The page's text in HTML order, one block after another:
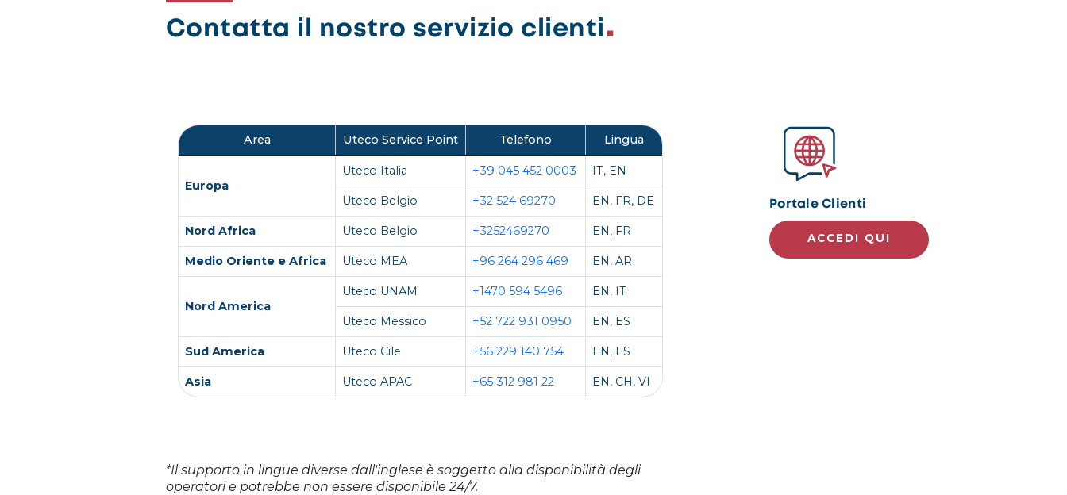
Contatta il nostro servizio clienti
Area Uteco Service Point Telefono Lingua
Europa
Uteco Italia +39 045 452 0003 IT, EN
Uteco Belgio +32 524 69270 EN, FR, DE
Nord Africa Uteco Belgio +3252469270 EN, FR
Medio Oriente e Africa Uteco MEA +96 264 296 469 EN, AR
Nord America
Uteco UNAM +1470 594 5496 EN, IT
Uteco Messico +52 722 931 0950 EN, ES
Sud America Uteco Cile +56 229 140 754 EN, ES
Asia Uteco APAC +65 312 981 22 EN, CH, VI
*Il supporto in lingue diverse dall'inglese è soggetto alla disponibilità degli
operatori e potrebbe non essere disponibile 24/7.
Portale Clienti
ACCEDI QUI